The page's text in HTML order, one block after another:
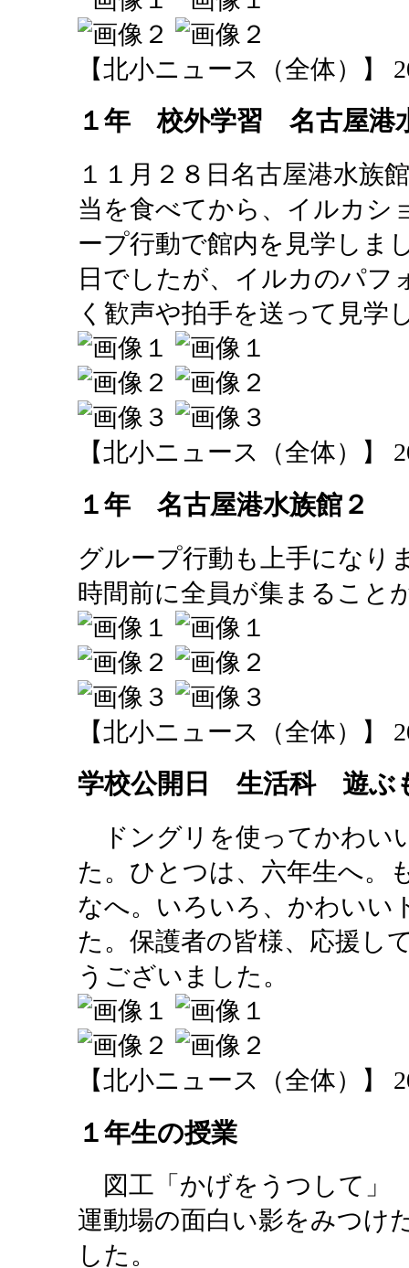
【北小ニュース（全体）】
１年 校外学習 名古屋港
１１月２８日名古屋港水族
当を食べてから、イルカシ
ープ行動で館内を見学しま
日でしたが、イルカのパフ
く歓声や拍手を送って見学
【北小ニュース（全体）】
１年 名古屋港水族館２
グループ行動も上手になり
時間前に全員が集まること
【北小ニュース（全体）】
学校公開日 生活科 遊ぶ
ドングリを使ってかわい
た。ひとつは、六年生へ。
なへ。いろいろ、かわいい
た。保護者の皆様、応援し
うございました。
【北小ニュース（全体）】
１年生の授業
図工「かげをうつして」
運動場の面白い影をみつけ
した。